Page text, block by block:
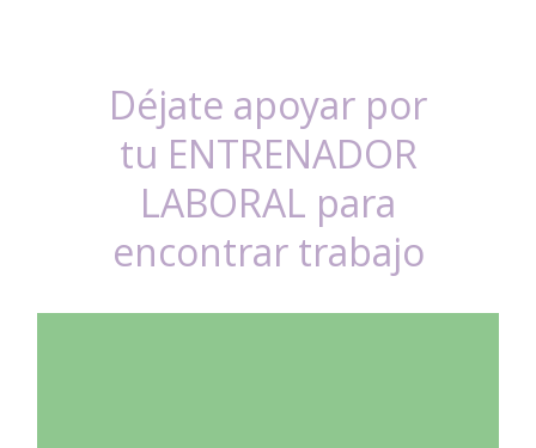
Déjate apoyar por
tu ENTRENADOR
LABORAL para
encontrar trabajo